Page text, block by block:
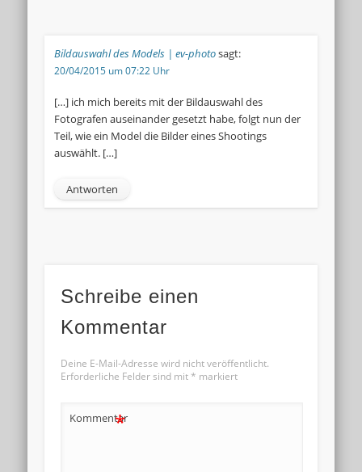
Bildauswahl des Models | ev-photosagt:
20/04/2015 um 07:22 Uhr
[…] ich mich bereits mit der Bildauswahl des
Fotografen auseinander gesetzt habe, folgt nun der
Teil, wie ein Model die Bilder eines Shootings
auswählt. […]
Antworten
Schreibe einen
Kommentar
Deine E-Mail-Adresse wird nicht veröffentlicht.
Erforderliche Felder sind mit * markiert
Kommentar
*